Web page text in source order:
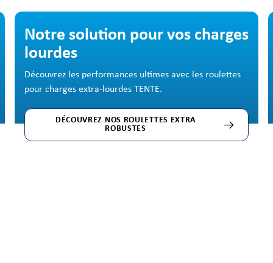
Ignorer la galerie d'images
Notre solution pour vos charges
lourdes
Découvrez les performances ultimes avec les roulettes
pour charges extra-lourdes TENTE.
DÉCOUVREZ NOS ROULETTES EXTRA
ROBUSTES